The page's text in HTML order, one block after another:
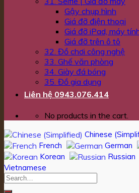
Gậy chụp hình
Giá đỡ điện thoại
Giá đỡ iPad, máy
Giá đỡ trên ô tô
32. Đồ chơi công nghệ
33. Ghế văn phòng
34. Giày đá bóng
35. Đồ gia dụng
Liên hệ 0943.076.414
No products in the cart.
Chinese
French
German
Korean
Russian
Vietnamese